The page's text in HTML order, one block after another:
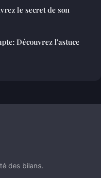
le secret de son
Découvrez l'astuce
des bilans.